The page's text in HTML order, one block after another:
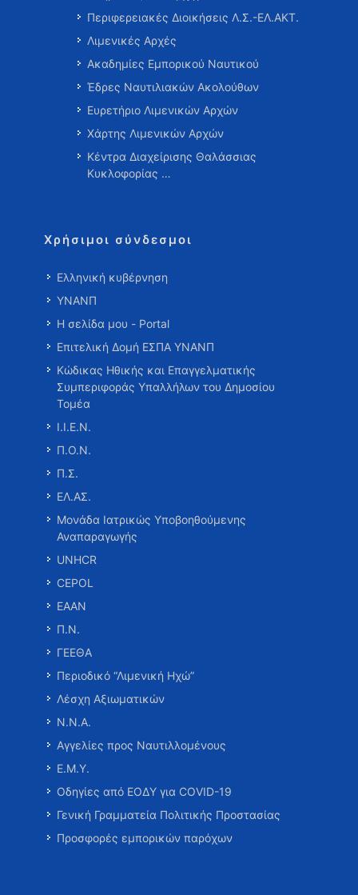
Περιφερειακές Διοικήσεις Λ.Σ.-ΕΛ.ΑΚΤ.
Λιμενικές Αρχές
Ακαδημίες Εμπορικού Ναυτικού
Έδρες Ναυτιλιακών Ακολούθων
Ευρετήριο Λιμενικών Αρχών
Χάρτης Λιμενικών Αρχών
Κέντρα Διαχείρισης Θαλάσσιας
Κυκλοφορίας …
Χρήσιμοι σύνδεσμοι
Ελληνική κυβέρνηση
ΥΝΑΝΠ
Η σελίδα μου - Portal
Επιτελική Δομή ΕΣΠΑ ΥΝΑΝΠ
Κώδικας Ηθικής και Επαγγελματικής
Συμπεριφοράς Υπαλλήλων του Δημοσίου
Τομέα
Ι.Ι.Ε.Ν.
Π.Ο.Ν.
Π.Σ.
ΕΛ.ΑΣ.
Μονάδα Ιατρικώς Υποβοηθούμενης
Αναπαραγωγής
UNHCR
CEPOL
ΕΑΑΝ
Π.Ν.
ΓΕΕΘΑ
Περιοδικό “Λιμενική Ηχώ”
Λέσχη Αξιωματικών
Ν.Ν.Α.
Αγγελίες προς Ναυτιλλομένους
Ε.Μ.Υ.
Οδηγίες από ΕΟΔΥ για COVID-19
Γενική Γραμματεία Πολιτικής Προστασίας
Προσφορές εμπορικών παρόχων